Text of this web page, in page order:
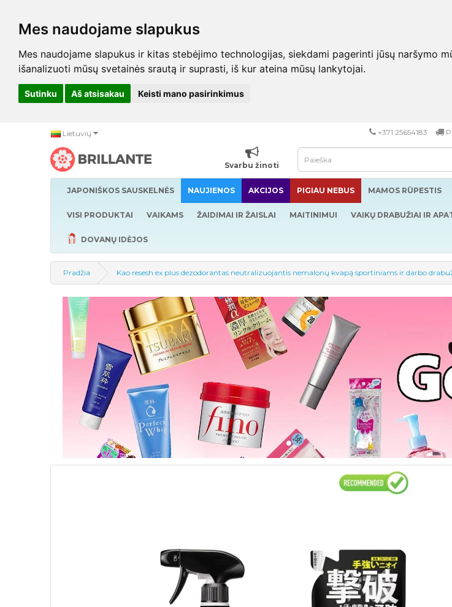
Mes naudojame slapukus
Mes naudojame slapukus ir kitas stebėjimo technologijas, siekdami pagerinti jūsų naršymo
išanalizuoti mūsų svetainės srautą ir suprasti, iš kur ateina mūsų lankytojai.
Sutinku Aš atsisakau Keisti mano pasirinkimus
Lietuvių +371 25654183
Svarbu žinoti
JAPONIŠKOS SAUSKELNĖS NAUJIENOS AKCIJOS PIGIAU NEBUS MAMOS RŪPESTIS
VISI PRODUKTAI VAIKAMS ŽAIDIMAI IR ŽAISLAI MAITINIMUI VAIKŲ DRABUŽIAI IR
DOVANŲ IDĖJOS
Pradžia Kao resesh ex plus dezodorantas neutralizuojantis nemalonų kvapą sportiniams ir darbo